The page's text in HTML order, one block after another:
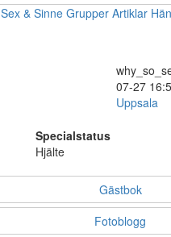
Sex & Sinne Grupper Artiklar
07-27
Uppsala
Specialstatus
Hjälte
Gästbok
Fotoblogg